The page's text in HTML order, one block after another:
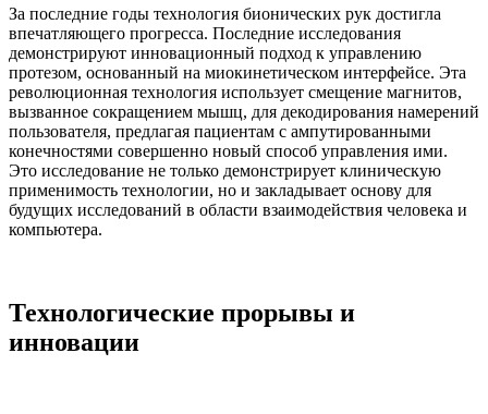
За последние годы технология бионических рук достигла
впечатляющего прогресса. Последние исследования
демонстрируют инновационный подход к управлению
протезом, основанный на миокинетическом интерфейсе. Эта
революционная технология использует смещение магнитов,
вызванное сокращением мышц, для декодирования намерений
пользователя, предлагая пациентам с ампутированными
конечностями совершенно новый способ управления ими.
Это исследование не только демонстрирует клиническую
применимость технологии, но и закладывает основу для
будущих исследований в области взаимодействия человека и
компьютера.
Технологические прорывы и
инновации